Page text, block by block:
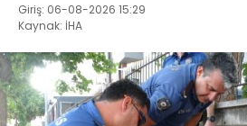
Giriş: 06-08-2026 15:29
Kaynak: İHA